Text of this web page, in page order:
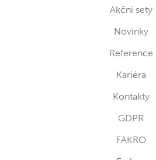
Akční sety
Novinky
Reference
Kariéra
Kontakty
GDPR
FAKRO